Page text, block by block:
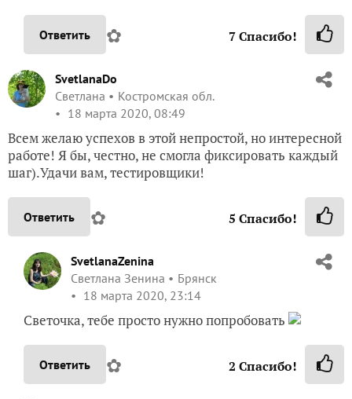
Ответить ✿ 7Спасибо!
SvetlanaDo
Светлана
Костромская обл.
18 марта 2020, 08:49
Всем желаю успехов в этой непростой, но интересной
работе! Я бы, честно, не смогла фиксировать каждый
шаг).Удачи вам, тестировщики!
Ответить ✿ 5 Спасибо!
SvetlanaZenina
Светлана Зенина
Брянск
18 марта 2020, 23:14
Светочка, тебе просто нужно попробовать
Ответить ✿ 2 Спасибо!